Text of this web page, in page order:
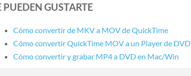
GUSTARTE
Cómo convertir de MKV a MOV de QuickTime
Cómo convertir QuickTime MOV a un Player de DVD
Cómo convertir y grabar MP4 a DVD en Mac/Win